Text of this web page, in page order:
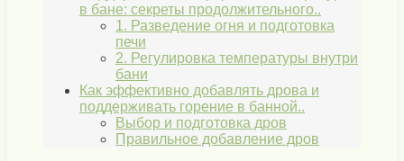
в бане: секреты продолжительного..
1. Разведение огня и подготовка
печи
2. Регулировка температуры внутри
бани
Как эффективно добавлять дрова и
поддерживать горение в банной..
Выбор и подготовка дров
Правильное добавление дров